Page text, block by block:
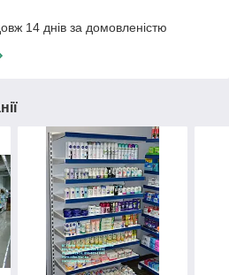
14 днів за домовленістю